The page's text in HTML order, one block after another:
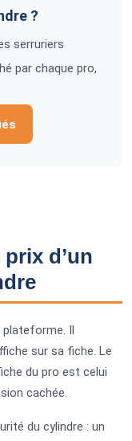
?
serruriers
par chaque pro,
d’un
Il
sur sa fiche. Le
du pro est celui
cachée.
du cylindre : un